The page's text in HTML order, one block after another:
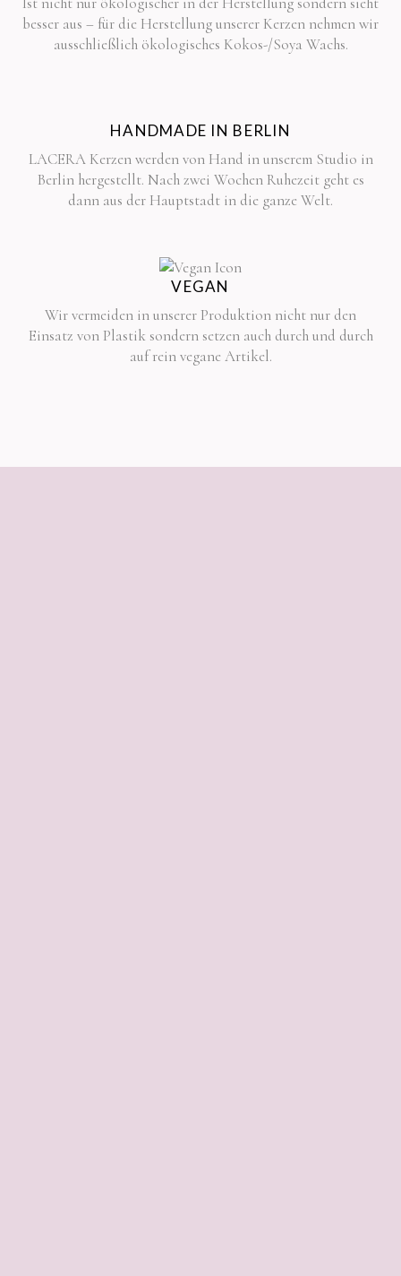
besser aus – für die Herstellung unserer Kerzen nehmen wir
ausschließlich ökologisches Kokos-/Soya Wachs.
HANDMADE IN BERLIN
LACERA Kerzen werden von Hand in unserem Studio in
Berlin hergestellt. Nach zwei Wochen Ruhezeit geht es
dann aus der Hauptstadt in die ganze Welt.
VEGAN
Wir vermeiden in unserer Produktion nicht nur den
Einsatz von Plastik sondern setzen auch durch und durch
auf rein vegane Artikel.